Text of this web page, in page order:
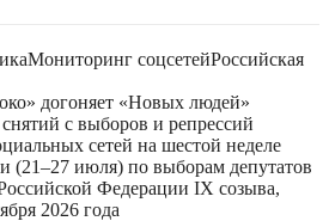
Мониторинг соцсетейРоссийская
догоняет «Новых людей»
с выборов и репрессий
сетей на шестой неделе
(21–27 июля) по выборам депутатов
Федерации IX созыва,
2026 года